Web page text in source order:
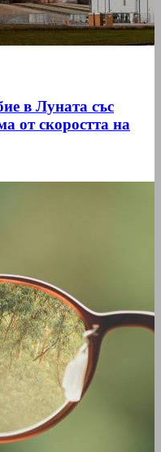
в Луната със
от скоростта на